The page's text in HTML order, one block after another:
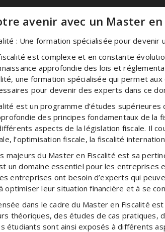
avenir avec un Master en
: Une formation spécialisée pour devenir
est complexe et en constante
approfondie des lois et
une formation spécialisée qui permet aux
pour devenir des experts dans ce
est un programme d’études supérieures
des principes fondamentaux de la
aspects de la législation fiscale. Il
l’optimisation fiscale, la fiscalité
majeurs du Master en Fiscalité est sa
un domaine essentiel pour les entreprises
entreprises ont besoin d’experts qui
optimiser leur situation financière et à se
dans le cadre du Master en Fiscalité
théoriques, des études de cas pratiques,
étudiants sont ainsi exposés à différents